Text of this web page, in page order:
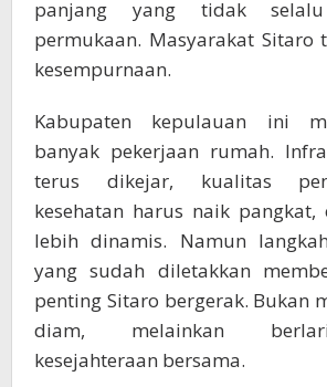
panjang yang tidak
permukaan. Masyarakat Sitaro
kesempurnaan.
Kabupaten kepulauan ini
banyak pekerjaan rumah.
terus dikejar, kualitas
kesehatan harus naik pangkat,
lebih dinamis. Namun
yang sudah diletakkan
penting Sitaro bergerak. Bukan
diam, melainkan
kesejahteraan bersama.